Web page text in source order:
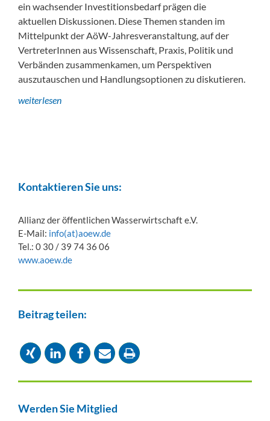
ein wachsender Investitionsbedarf prägen die
aktuellen Diskussionen. Diese Themen standen im
Mittelpunkt der AöW-Jahresveranstaltung, auf der
VertreterInnen aus Wissenschaft, Praxis, Politik und
Verbänden zusammenkamen, um Perspektiven
auszutauschen und Handlungsoptionen zu diskutieren.
weiterlesen
Kontaktieren Sie uns:
Allianz der öffentlichen Wasserwirtschaft e.V.
E-Mail: info(at)aoew.de
Tel.: 0 30 / 39 74 36 06
www.aoew.de
Beitrag teilen:
Werden Sie Mitglied